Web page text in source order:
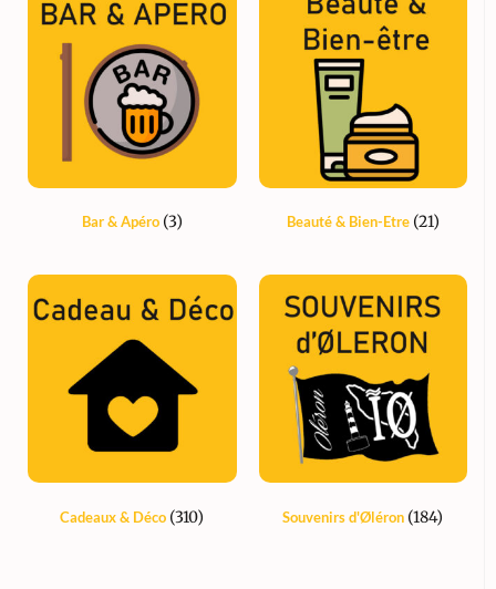
Bar & Apéro (3) Beauté & Bien-Etre (21)
Cadeaux & Déco (310) Souvenirs d'Øléron (184)